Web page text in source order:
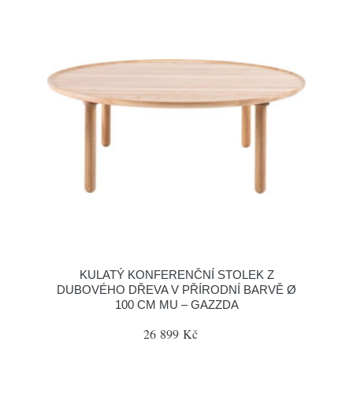
KULATÝ KONFERENČNÍ STOLEK Z
DUBOVÉHO DŘEVA V PŘÍRODNÍ BARVĚ Ø
100 CM MU – GAZZDA
26 899 Kč